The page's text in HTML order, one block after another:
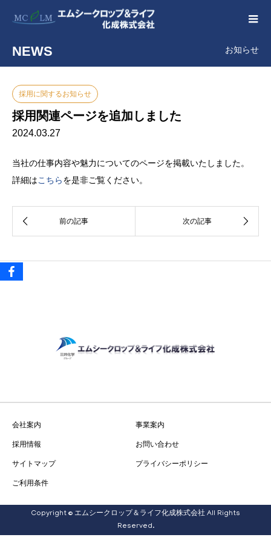
NEWS お知らせ
採用に関するお知らせ
採用関連ページを追加しました
2024.03.27
当社の仕事内容や魅力についてのページを掲載いたしました。
詳細はこちら を是非ご覧ください。
会社案内 事業案内
採用情報 お問い合わせ
サイトマップ プライバシーポリシー
ご利用条件
Copyright © エムシークロップ＆ライフ化成株式会社 All Rights
Reserved.